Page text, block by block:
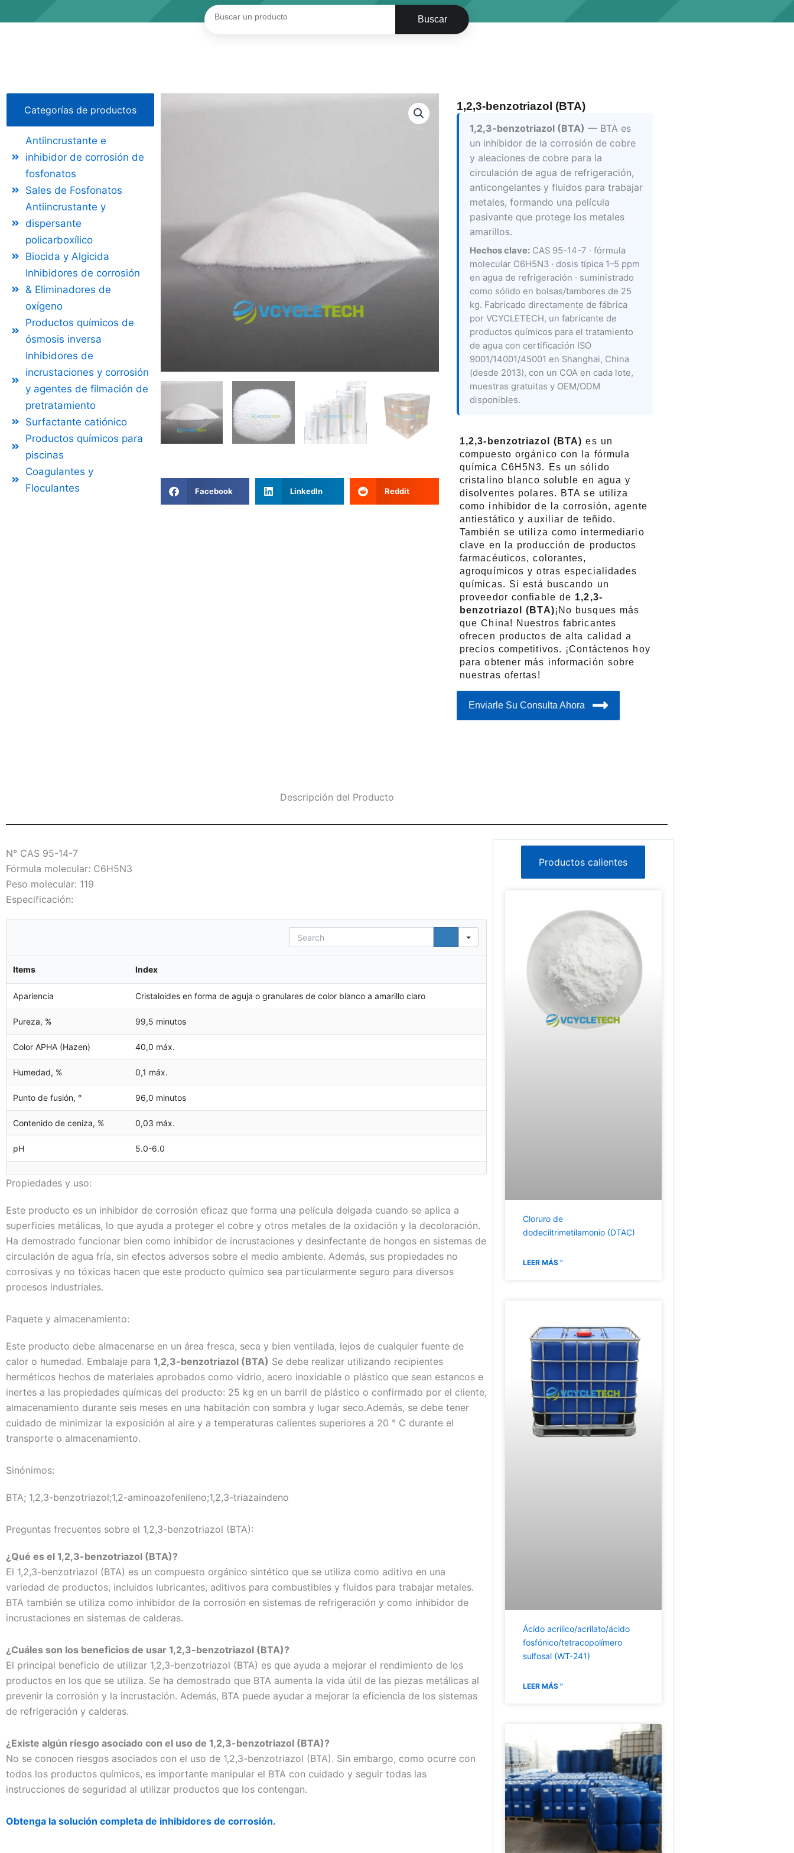
Buscar
Categorías de productos
Antiincrustante e
inhibidor de corrosión de
fosfonatos
Sales de Fosfonatos
Antiincrustante y
dispersante
policarboxílico
Biocida y Algicida
Inhibidores de corrosión
& Eliminadores de
oxígeno
Productos químicos de
ósmosis inversa
Inhibidores de
incrustaciones y corrosión
y agentes de filmación de
pretratamiento
Surfactante catiónico
Productos químicos para
piscinas
Coagulantes y
Floculantes
Facebook LinkedIn Reddit
1,2,3-benzotriazol (BTA)
1,2,3-benzotriazol (BTA) — BTA es
un inhibidor de la corrosión de cobre
y aleaciones de cobre para la
circulación de agua de refrigeración,
anticongelantes y fluidos para trabajar
metales, formando una película
pasivante que protege los metales
amarillos.
Hechos clave:CAS 95-14-7 · fórmula
molecular C6H5N3 · dosis típica 1–5 ppm
en agua de refrigeración · suministrado
como sólido en bolsas/tambores de 25
kg. Fabricado directamente de fábrica
por VCYCLETECH, un fabricante de
productos químicos para el tratamiento
de agua con certificación ISO
9001/14001/45001 en Shanghai, China
(desde 2013), con un COA en cada lote,
muestras gratuitas y OEM/ODM
disponibles.
1,2,3-benzotriazol (BTA) es un
compuesto orgánico con la fórmula
química C6H5N3. Es un sólido
cristalino blanco soluble en agua y
disolventes polares. BTA se utiliza
como inhibidor de la corrosión, agente
antiestático y auxiliar de teñido.
También se utiliza como intermediario
clave en la producción de productos
farmacéuticos, colorantes,
agroquímicos y otras especialidades
químicas. Si está buscando un
proveedor confiable de 1,2,3-
benzotriazol (BTA)¡No busques más
que China! Nuestros fabricantes
ofrecen productos de alta calidad a
precios competitivos. ¡Contáctenos hoy
para obtener más información sobre
nuestras ofertas!
Enviarle Su Consulta Ahora
Descripción del Producto
N° CAS 95-14-7
Fórmula molecular: C6H5N3
Peso molecular: 119
Especificación:
Search
Items Index
Apariencia Cristaloides en forma de aguja o granulares de color blanco a amarillo claro
Pureza, % 99,5 minutos
Color APHA (Hazen) 40,0 máx.
Humedad, % 0,1 máx.
Punto de fusión, ° 96,0 minutos
Contenido de ceniza, % 0,03 máx.
pH 5.0-6.0
Propiedades y uso:
Este producto es un inhibidor de corrosión eficaz que forma una película delgada cuando se aplica a
superficies metálicas, lo que ayuda a proteger el cobre y otros metales de la oxidación y la decoloración.
Ha demostrado funcionar bien como inhibidor de incrustaciones y desinfectante de hongos en sistemas de
circulación de agua fría, sin efectos adversos sobre el medio ambiente. Además, sus propiedades no
corrosivas y no tóxicas hacen que este producto químico sea particularmente seguro para diversos
procesos industriales.
Paquete y almacenamiento:
Este producto debe almacenarse en un área fresca, seca y bien ventilada, lejos de cualquier fuente de
calor o humedad. Embalaje para 1,2,3-benzotriazol (BTA) Se debe realizar utilizando recipientes
herméticos hechos de materiales aprobados como vidrio, acero inoxidable o plástico que sean estancos e
inertes a las propiedades químicas del producto: 25 kg en un barril de plástico o confirmado por el cliente,
almacenamiento durante seis meses en una habitación con sombra y lugar seco.Además, se debe tener
cuidado de minimizar la exposición al aire y a temperaturas calientes superiores a 20 ° C durante el
transporte o almacenamiento.
Sinónimos:
BTA; 1,2,3-benzotriazol;1,2-aminoazofenileno;1,2,3-triazaindeno
Preguntas frecuentes sobre el 1,2,3-benzotriazol (BTA):
¿Qué es el 1,2,3-benzotriazol (BTA)?
El 1,2,3-benzotriazol (BTA) es un compuesto orgánico sintético que se utiliza como aditivo en una
variedad de productos, incluidos lubricantes, aditivos para combustibles y fluidos para trabajar metales.
BTA también se utiliza como inhibidor de la corrosión en sistemas de refrigeración y como inhibidor de
incrustaciones en sistemas de calderas.
¿Cuáles son los beneficios de usar 1,2,3-benzotriazol (BTA)?
El principal beneficio de utilizar 1,2,3-benzotriazol (BTA) es que ayuda a mejorar el rendimiento de los
productos en los que se utiliza. Se ha demostrado que BTA aumenta la vida útil de las piezas metálicas al
prevenir la corrosión y la incrustación. Además, BTA puede ayudar a mejorar la eficiencia de los sistemas
de refrigeración y calderas.
¿Existe algún riesgo asociado con el uso de 1,2,3-benzotriazol (BTA)?
No se conocen riesgos asociados con el uso de 1,2,3-benzotriazol (BTA). Sin embargo, como ocurre con
todos los productos químicos, es importante manipular el BTA con cuidado y seguir todas las
instrucciones de seguridad al utilizar productos que los contengan.
Obtenga la solución completa de inhibidores de corrosión.
Productos calientes
Cloruro de
dodeciltrimetilamonio (DTAC)
LEER MÁS "
Ácido acrílico/acrilato/ácido
fosfónico/tetracopolímero
sulfosal (WT-241)
LEER MÁS "